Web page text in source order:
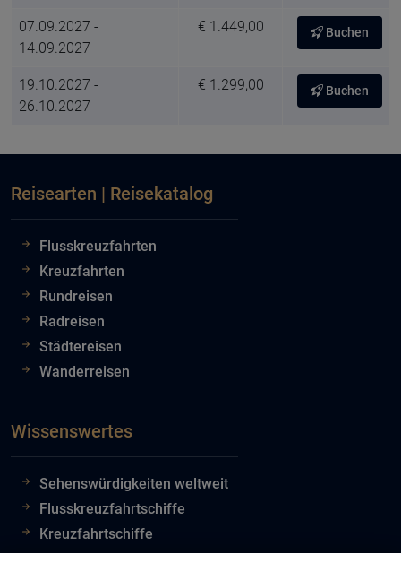
07.09.2027 -
14.09.2027
€ 1.449,00 Buchen
19.10.2027 -
26.10.2027
€ 1.299,00 Buchen
Reisearten | Reisekatalog
Flusskreuzfahrten
Kreuzfahrten
Rundreisen
Radreisen
Städtereisen
Wanderreisen
Wissenswertes
Sehenswürdigkeiten weltweit
Flusskreuzfahrtschiffe
Kreuzfahrtschiffe
Flughafeninformationen